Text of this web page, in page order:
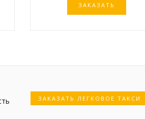
ЗАКАЗАТЬ
ЗАКАЗАТЬ ЛЕГКОВОЕ ТАКСИ